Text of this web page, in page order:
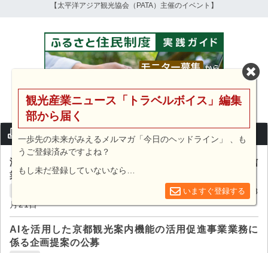
【太平洋アジア観光協会（PATA）主催のイベント】
入札情報セレクト
海外メディア等を活用した台湾市場向け観光情報発信
業務に係る公募型プロポーザルの実施
一般社団法人ツーリズムKURE / 締切:2026年08
月21日
AIを活用した京都観光案内機能の活用促進事業業務に
係る企画提案の公募
観光産業ニュース「トラベルボイス」編集
部から届く
一歩先の未来がみえるメルマガ「今日のヘッドライン」 、も
うご登録済みですよね？
もし未だ登録していないなら…
いますぐ登録する